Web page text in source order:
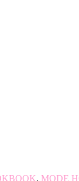
, MODE